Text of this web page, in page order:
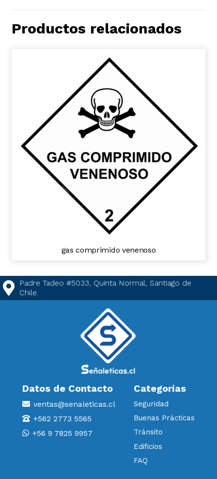
Productos relacionados
gas comprimido venenoso
Padre Tadeo #5033, Quinta Normal, Santiago de
Chile.
Datos de Contacto
ventas@senaleticas.cl
+562 2773 5565
+56 9 7825 9957
Categorías
Seguridad
Buenas Prácticas
Tránsito
Edificios
FAQ